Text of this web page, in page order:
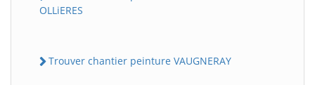
OLLiERES
Trouver chantier peinture VAUGNERAY